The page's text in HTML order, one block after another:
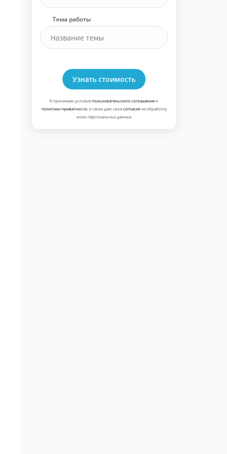
Тема работы
Узнать стоимость
Я принимаю условияпользовательского соглашенияи
политики приватности, а также даю своесогласиена обработку
моих персональных данных